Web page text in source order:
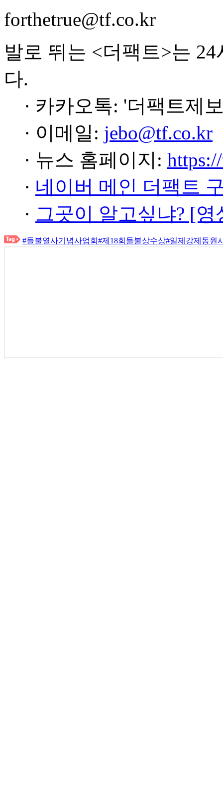
forthetrue@tf.co.kr
발로 뛰는 <더팩트>는
다.
· 카카오톡: '더팩트제
· 이메일: jebo@tf.co.kr
· 뉴스 홈페이지:
· 네이버 메인 더팩트
· 그곳이 알고싶냐? [
#들불열사기념사업회 #제18회들불상수상#일제강제동원